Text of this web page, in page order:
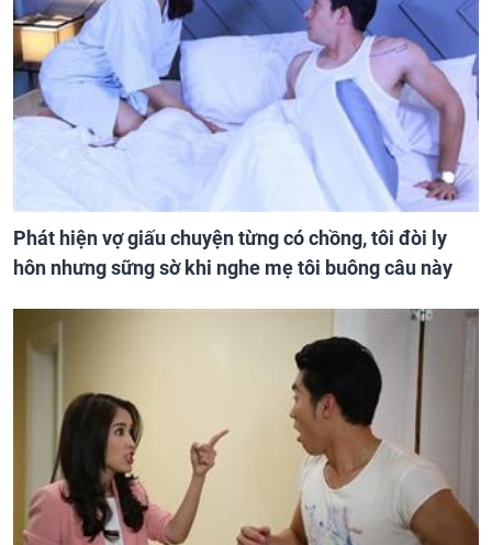
Phát hiện vợ giấu chuyện từng có chồng, tôi đòi ly
hôn nhưng sững sờ khi nghe mẹ tôi buông câu này